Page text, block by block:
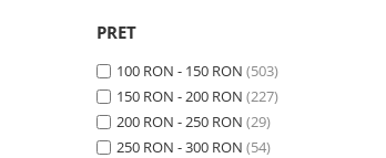
PRET
100 RON - 150 RON (503)
150 RON - 200 RON (227)
200 RON - 250 RON (29)
250 RON - 300 RON (54)